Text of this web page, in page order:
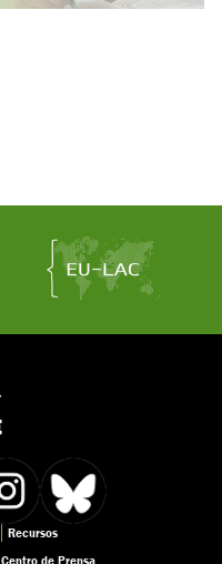
Recursos
Centro de Prensa